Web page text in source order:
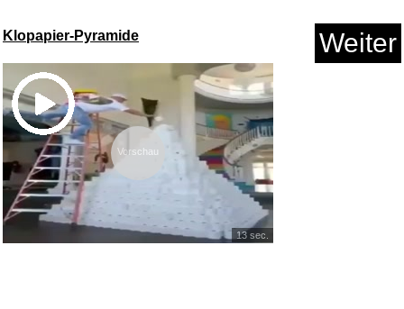
Geo Wissen [Jahresabo]...
Klopapier-Pyramide Weiter
Vorschau
13 sec.